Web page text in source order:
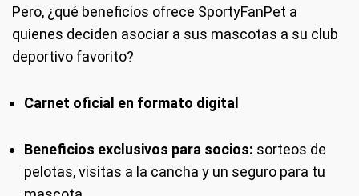
Pero, ¿qué beneficios ofrece SportyFanPet a
quienes deciden asociar a sus mascotas a su club
deportivo favorito?
Carnet oficial en formato digital
Beneficios exclusivos para socios: sorteos de
pelotas, visitas a la cancha y un seguro para tu